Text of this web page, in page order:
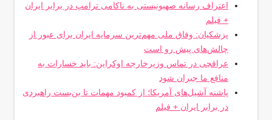
اعتراف رسانه صهیونیستی به ناکامی ترامپ در برابر ایران
+ فیلم
پزشکیان: وفاق ملی مهم‌ترین سرمایه ایران برای عبور از
چالش‌های پیش رو است
عراقچی در تماس وزیرخارجه اوکراین: باید خسارات به
منافع ما جبران شود
پاشنه آشیل‌های آمریکا؛ از کمبود مهمات تا بن‌بست راهبردی
در برابر ایران + فیلم